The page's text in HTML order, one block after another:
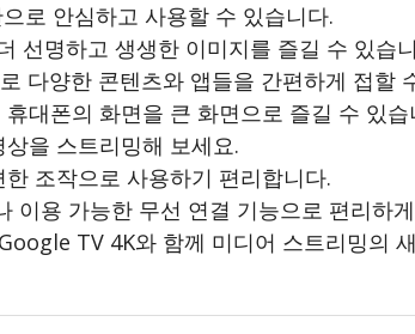
로 안심하고 사용할 수 있습니다.
선명하고 생생한 이미지를 즐길 수 있습
다양한 콘텐츠와 앱들을 간편하게 접할
대폰의 화면을 큰 화면으로 즐길 수 있습
을 스트리밍해 보세요.
조작으로 사용하기 편리합니다.
이용 가능한 무선 연결 기능으로 편리하
TV 4K와 함께 미디어 스트리밍의